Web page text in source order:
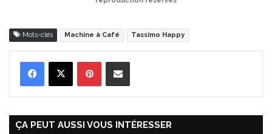
Mots-clés Machine à Café Tassimo Happy
ÇA PEUT AUSSI VOUS INTÉRESSER